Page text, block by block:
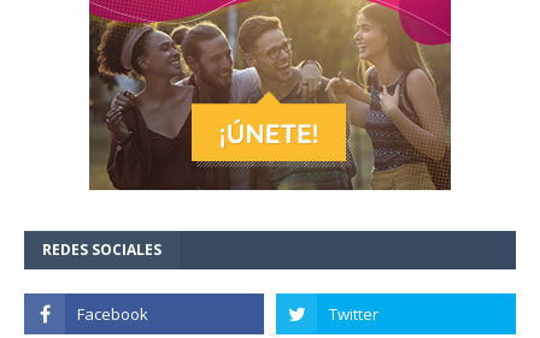
REDES SOCIALES